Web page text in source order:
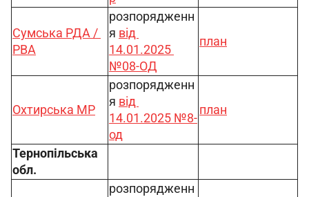
Сумська РДА /
РВА
розпорядженн
я від
14.01.2025
№08-ОД
план
Охтирська МР
розпорядженн
я від
14.01.2025 №8-
од
план
Тернопільська
обл.
розпорядженн